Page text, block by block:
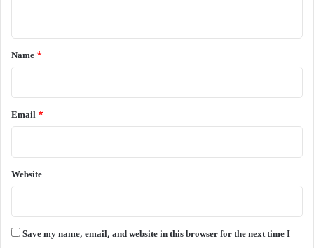
*
Name *
Email *
Website
Save my name, email, and website in this browser for the next time I